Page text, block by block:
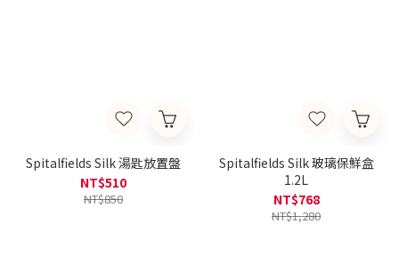
Spitalfields Silk 湯匙放置盤
NT$510
NT$850
Spitalfields Silk 玻璃保鮮盒
1.2L
NT$768
NT$1,280